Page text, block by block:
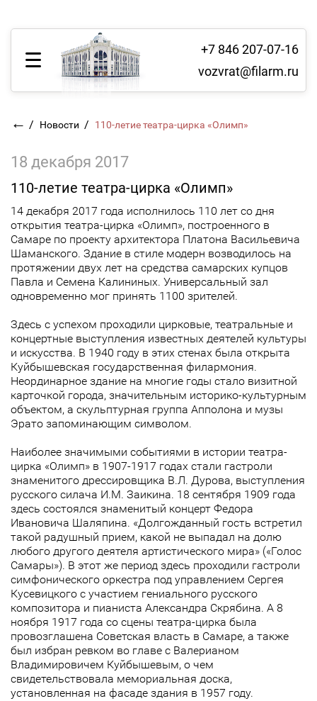
+7 846 207-07-16
vozvrat@filarm.ru
← / Новости / 110-летие театра-цирка «Олимп»
18 декабря 2017
110-летие театра-цирка «Олимп»
14 декабря 2017 года исполнилось 110 лет со дня
открытия театра-цирка «Олимп», построенного в
Самаре по проекту архитектора Платона Васильевича
Шаманского. Здание в стиле модерн возводилось на
протяжении двух лет на средства самарских купцов
Павла и Семена Калининых. Универсальный зал
одновременно мог принять 1100 зрителей.
Здесь с успехом проходили цирковые, театральные и
концертные выступления известных деятелей культуры
и искусства. В 1940 году в этих стенах была открыта
Куйбышевская государственная филармония.
Неординарное здание на многие годы стало визитной
карточкой города, значительным историко-культурным
объектом, а скульптурная группа Апполона и музы
Эрато запоминающим символом.
Наиболее значимыми событиями в истории театра-
цирка «Олимп» в 1907-1917 годах стали гастроли
знаменитого дрессировщика В.Л. Дурова, выступления
русского силача И.М. Заикина. 18 сентября 1909 года
здесь состоялся знаменитый концерт Федора
Ивановича Шаляпина. «Долгожданный гость встретил
такой радушный прием, какой не выпадал на долю
любого другого деятеля артистического мира» («Голос
Самары»). В этот же период здесь проходили гастроли
симфонического оркестра под управлением Сергея
Кусевицкого с участием гениального русского
композитора и пианиста Александра Скрябина. А 8
ноября 1917 года со сцены театра-цирка была
провозглашена Советская власть в Самаре, а также
был избран ревком во главе с Валерианом
Владимировичем Куйбышевым, о чем
свидетельствовала мемориальная доска,
установленная на фасаде здания в 1957 году.